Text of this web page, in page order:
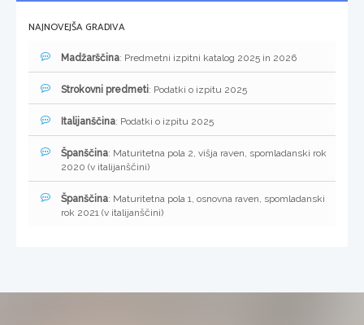
NAJNOVEJŠA GRADIVA
Madžarščina: Predmetni izpitni katalog 2025 in 2026
Strokovni predmeti: Podatki o izpitu 2025
Italijanščina: Podatki o izpitu 2025
Španščina: Maturitetna pola 2, višja raven, spomladanski rok
2020 (v italijanščini)
Španščina: Maturitetna pola 1, osnovna raven, spomladanski
rok 2021 (v italijanščini)